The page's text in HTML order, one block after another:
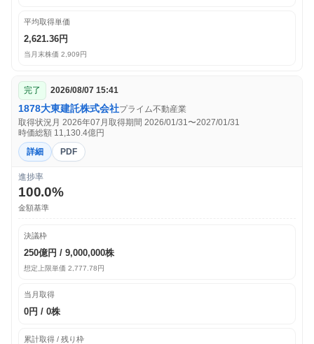
平均取得単価
2,621.36円
当月末株価 2,909円
完了 2026/08/07 15:41
1878大東建託株式会社プライム不動産業
取得状況月 2026年07月取得期間 2026/01/31〜2027/01/31
時価総額 11,130.4億円
詳細
PDF
進捗率
100.0%
金額基準
決議枠
250億円 / 9,000,000株
想定上限単価 2,777.78円
当月取得
0円 / 0株
累計取得 / 残り枠